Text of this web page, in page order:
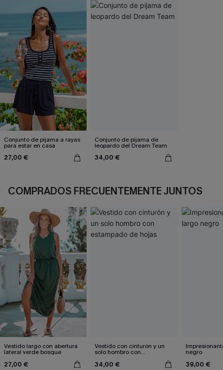
Conjunto de pijama a rayas
para estar en casa
27,00 €
Conjunto de pijama de
leopardo del Dream Team
34,00 €
COMPRADOS FRECUENTEMENTE JUNTOS
Vestido largo con abertura
lateral verde bosque
27,00 €
Vestido con cinturón y un
solo hombro con
34,00 €
negro
39,00 €